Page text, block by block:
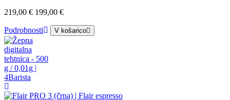
219,00 € 199,00 €
Podrobnosti V košarico